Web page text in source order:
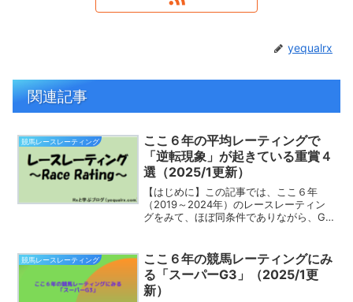
yequalrx
関連記事
競馬レースレーティング
ここ６年の平均レーティングで
「逆転現象」が起きている重賞４
選（2025/1更新）
【はじめに】この記事では、ここ６年
（2019～2024年）のレースレーティン
グをみて、ほぼ同条件でありながら、G2
離や条件が違えば、ある程度の逆転現象
は致し方ないかと...
競馬レースレーティング
ここ６年の競馬レーティングにみ
る「スーパーG3」（2025/1更
新）